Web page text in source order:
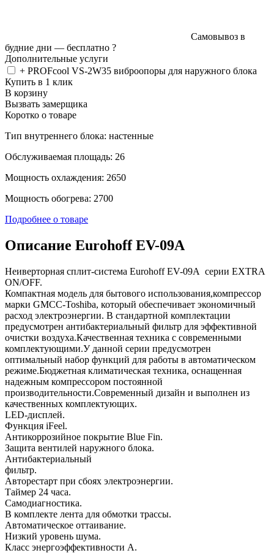
Самовывоз в
будние дни — бесплатно ?
Дополнительные услуги
+ PROFcool VS-2W35 виброопоры для наружного блока
Купить в 1 клик
В корзину
Вызвать замерщика
Коротко о товаре
Тип внутреннего блока: настенные
Обслуживаемая площадь: 26
Мощность охлаждения: 2650
Мощность обогрева: 2700
Подробнее о товаре
Описание Eurohoff EV-09A
Неиверторная сплит-система Eurohoff EV-09A серии EXTRA
ON/OFF.
Компактная модель для бытового использования,компрессор
марки GMCC-Toshiba, который обеспечивает экономичный
расход электроэнергии. В стандартной комплектации
предусмотрен антибактериальный фильтр для эффективной
очистки воздуха.Качественная техника с современными
комплектующими.У данной серии предусмотрен
оптимальный набор функций для работы в автоматическом
режиме.Бюджетная климатическая техника, оснащенная
надежным компрессором постоянной
производительности.Современный дизайн и выполнен из
качественных комплектующих.
LED-дисплей.
Функция iFeel.
Антикоррозийное покрытие Blue Fin.
Защита вентилей наружного блока.
Антибактериальный
фильтр.
Авторестарт при сбоях электроэнергии.
Таймер 24 часа.
Самодиагностика.
В комплекте лента для обмотки трассы.
Автоматическое оттаивание.
Низкий уровень шума.
Класс энергоэффективности А.